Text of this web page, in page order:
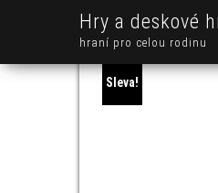
Hry a deskové
hraní pro celou rodinu
Sleva!